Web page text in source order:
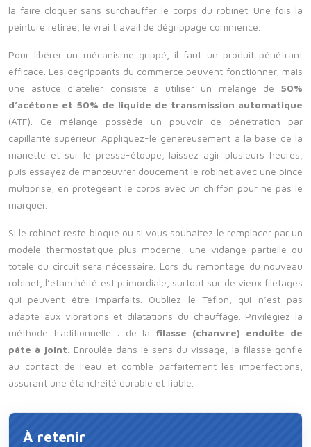
la faire cloquer sans surchauffer le corps du robinet. Une fois la
peinture retirée, le vrai travail de dégrippage commence.
Pour libérer un mécanisme grippé, il faut un produit pénétrant
efficace. Les dégrippants du commerce peuvent fonctionner, mais
une astuce d’atelier consiste à utiliser un mélange de 50%
d’acétone et 50% de liquide de transmission automatique
(ATF). Ce mélange possède un pouvoir de pénétration par
capillarité supérieur. Appliquez-le généreusement à la base de la
manette et sur le presse-étoupe, laissez agir plusieurs heures,
puis essayez de manœuvrer doucement le robinet avec une pince
multiprise, en protégeant le corps avec un chiffon pour ne pas le
marquer.
Si le robinet reste bloqué ou si vous souhaitez le remplacer par un
modèle thermostatique plus moderne, une vidange partielle ou
totale du circuit sera nécessaire. Lors du remontage du nouveau
robinet, l’étanchéité est primordiale, surtout sur de vieux filetages
qui peuvent être imparfaits. Oubliez le Téflon, qui n’est pas
adapté aux vibrations et dilatations du chauffage. Privilégiez la
méthode traditionnelle : de la filasse (chanvre) enduite de
pâte à joint . Enroulée dans le sens du vissage, la filasse gonfle
au contact de l’eau et comble parfaitement les imperfections,
assurant une étanchéité durable et fiable.
À retenir